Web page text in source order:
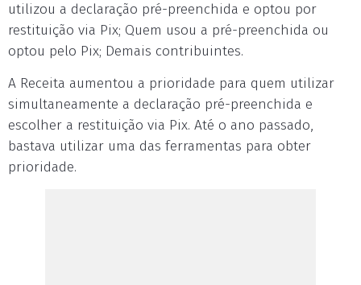
utilizou a declaração pré-preenchida e optou por
restituição via Pix; Quem usou a pré-preenchida ou
optou pelo Pix; Demais contribuintes.
A Receita aumentou a prioridade para quem utilizar
simultaneamente a declaração pré-preenchida e
escolher a restituição via Pix. Até o ano passado,
bastava utilizar uma das ferramentas para obter
prioridade.